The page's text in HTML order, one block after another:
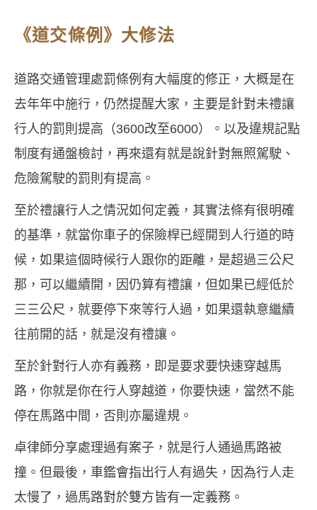
《道交條例》大修法
道路交通管理處罰條例有大幅度的修正，大概是在
去年年中施行，仍然提醒大家，主要是針對未禮讓
行人的罰則提高（3600改至6000）。以及違規記點
制度有通盤檢討，再來還有就是說針對無照駕駛、
危險駕駛的罰則有提高。
至於禮讓行人之情況如何定義，其實法條有很明確
的基準，就當你車子的保險桿已經開到人行道的時
候，如果這個時候行人跟你的距離，是超過三公尺
那，可以繼續開，因仍算有禮讓，但如果已經低於
三三公尺，就要停下來等行人過，如果還執意繼續
往前開的話，就是沒有禮讓。
至於針對行人亦有義務，即是要求要快速穿越馬
路，你就是你在行人穿越道，你要快速，當然不能
停在馬路中間，否則亦屬違規。
卓律師分享處理過有案子，就是行人通過馬路被
撞。但最後，車鑑會指出行人有過失，因為行人走
太慢了，過馬路對於雙方皆有一定義務。